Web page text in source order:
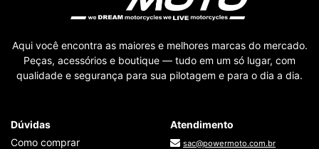
Aqui você encontra as maiores e melhores marcas do mercado.
Peças, acessórios e boutique — tudo em um só lugar, com
qualidade e segurança para sua pilotagem e para o dia a dia.
Dúvidas
Como comprar
Atendimento
sac@powermoto.com.br